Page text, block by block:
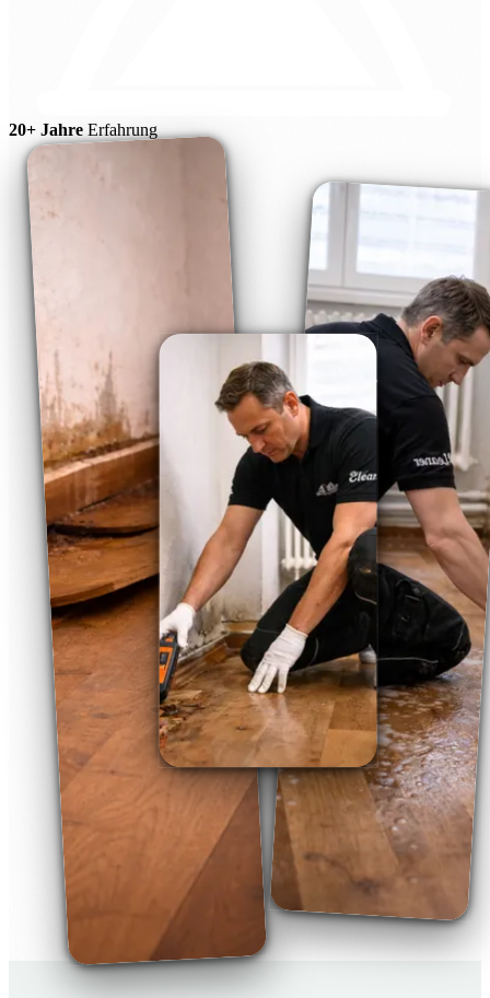
20+ Jahre Erfahrung